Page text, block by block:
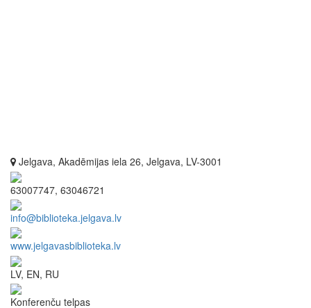
Jelgava, Akadēmijas iela 26, Jelgava, LV-3001
63007747, 63046721
info@biblioteka.jelgava.lv
www.jelgavasbiblioteka.lv
LV, EN, RU
Konferenču telpas